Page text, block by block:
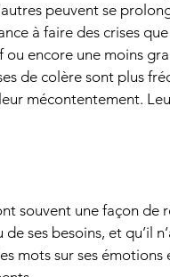
peuvent se
à faire des crises
encore une moins
de colère sont plus
mécontentement.
souvent une façon de
de ses besoins, et qu’il
mots sur ses